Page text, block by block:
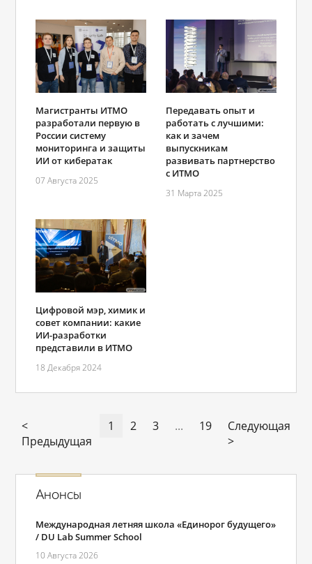
Магистранты ИТМО
разработали первую в
России систему
мониторинга и защиты
ИИ от кибератак
07 Августа 2025
Передавать опыт и
работать с лучшими:
как и зачем
выпускникам
развивать партнерство
с ИТМО
31 Марта 2025
Цифровой мэр, химик и
совет компании: какие
ИИ-разработки
представили в ИТМО
18 Декабря 2024
<
Предыдущая
1 2 3 ... 19
Следующая
>
Анонсы
Международная летняя школа «Единорог будущего»
/ DU Lab Summer School
10 Августа 2026